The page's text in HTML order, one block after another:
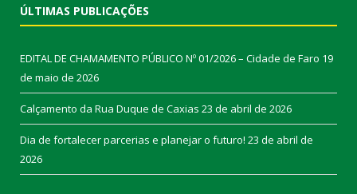
ÚLTIMAS PUBLICAÇÕES
EDITAL DE CHAMAMENTO PÚBLICO Nº 01/2026 – Cidade de Faro 19
de maio de 2026
Calçamento da Rua Duque de Caxias 23 de abril de 2026
Dia de fortalecer parcerias e planejar o futuro! 23 de abril de
2026